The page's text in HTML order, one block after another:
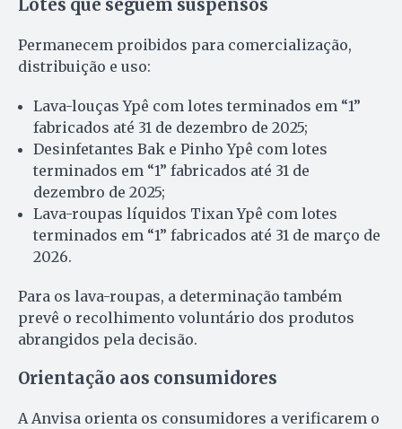
Lotes que seguem suspensos
Permanecem proibidos para comercialização,
distribuição e uso:
Lava-louças Ypê com lotes terminados em “1”
fabricados até 31 de dezembro de 2025;
Desinfetantes Bak e Pinho Ypê com lotes
terminados em “1” fabricados até 31 de
dezembro de 2025;
Lava-roupas líquidos Tixan Ypê com lotes
terminados em “1” fabricados até 31 de março de
2026.
Para os lava-roupas, a determinação também
prevê o recolhimento voluntário dos produtos
abrangidos pela decisão.
Orientação aos consumidores
A Anvisa orienta os consumidores a verificarem o